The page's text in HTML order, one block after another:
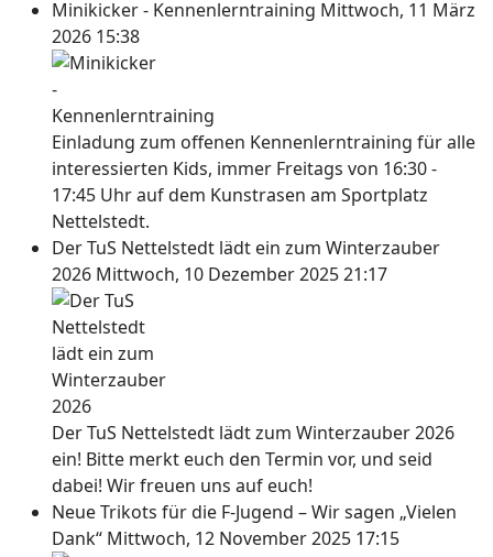
Minikicker - Kennenlerntraining Mittwoch, 11 März
2026 15:38
Einladung zum offenen Kennenlerntraining für alle
interessierten Kids, immer Freitags von 16:30 -
17:45 Uhr auf dem Kunstrasen am Sportplatz
Nettelstedt.
Der TuS Nettelstedt lädt ein zum Winterzauber
2026 Mittwoch, 10 Dezember 2025 21:17
Der TuS Nettelstedt lädt zum Winterzauber 2026
ein! Bitte merkt euch den Termin vor, und seid
dabei! Wir freuen uns auf euch!
Neue Trikots für die F-Jugend – Wir sagen „Vielen
Dank“ Mittwoch, 12 November 2025 17:15